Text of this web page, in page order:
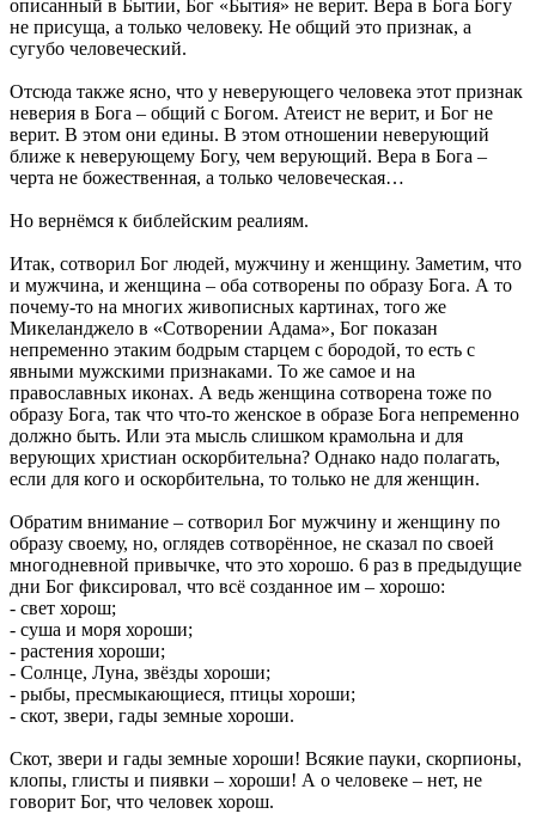
описанный в Бытии, Бог «Бытия» не верит. Вера в Бога Богу
не присуща, а только человеку. Не общий это признак, а
сугубо человеческий.
Отсюда также ясно, что у неверующего человека этот признак
неверия в Бога – общий с Богом. Атеист не верит, и Бог не
верит. В этом они едины. В этом отношении неверующий
ближе к неверующему Богу, чем верующий. Вера в Бога –
черта не божественная, а только человеческая…
Но вернёмся к библейским реалиям.
Итак, сотворил Бог людей, мужчину и женщину. Заметим, что
и мужчина, и женщина – оба сотворены по образу Бога. А то
почему-то на многих живописных картинах, того же
Микеланджело в «Сотворении Адама», Бог показан
непременно этаким бодрым старцем с бородой, то есть с
явными мужскими признаками. То же самое и на
православных иконах. А ведь женщина сотворена тоже по
образу Бога, так что что-то женское в образе Бога непременно
должно быть. Или эта мысль слишком крамольна и для
верующих христиан оскорбительна? Однако надо полагать,
если для кого и оскорбительна, то только не для женщин.
Обратим внимание – сотворил Бог мужчину и женщину по
образу своему, но, оглядев сотворённое, не сказал по своей
многодневной привычке, что это хорошо. 6 раз в предыдущие
дни Бог фиксировал, что всё созданное им – хорошо:
- свет хорош;
- суша и моря хороши;
- растения хороши;
- Солнце, Луна, звёзды хороши;
- рыбы, пресмыкающиеся, птицы хороши;
- скот, звери, гады земные хороши.
Скот, звери и гады земные хороши! Всякие пауки, скорпионы,
клопы, глисты и пиявки – хороши! А о человеке – нет, не
говорит Бог, что человек хорош.